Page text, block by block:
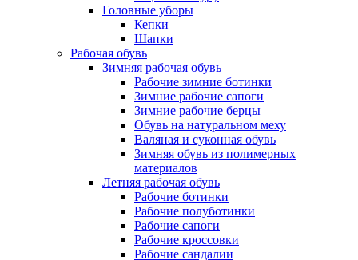
Головные уборы
Кепки
Шапки
Рабочая обувь
Зимняя рабочая обувь
Рабочие зимние ботинки
Зимние рабочие сапоги
Зимние рабочие берцы
Обувь на натуральном меху
Валяная и суконная обувь
Зимняя обувь из полимерных
материалов
Летняя рабочая обувь
Рабочие ботинки
Рабочие полуботинки
Рабочие сапоги
Рабочие кроссовки
Рабочие сандалии